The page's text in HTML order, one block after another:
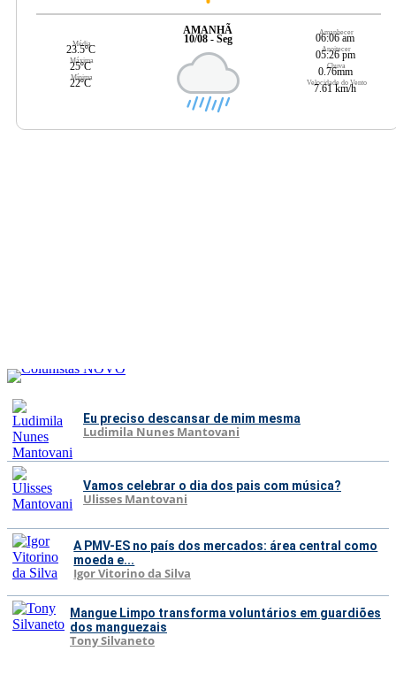
Média
23.5ºC
Máxima
25ºC
Mínima
22ºC
AMANHÃ
10/08 - Seg
Amanhecer
06:06 am
Anoitecer
05:26 pm
Chuva
0.76mm
Velocidade do Vento
7.61 km/h
Eu preciso descansar de mim mesma
Ludimila Nunes Mantovani
Vamos celebrar o dia dos pais com música?
Ulisses Mantovani
A PMV-ES no país dos mercados: área central como
moeda e...
Igor Vitorino da Silva
Mangue Limpo transforma voluntários em guardiões
dos manguezais
Tony Silvaneto